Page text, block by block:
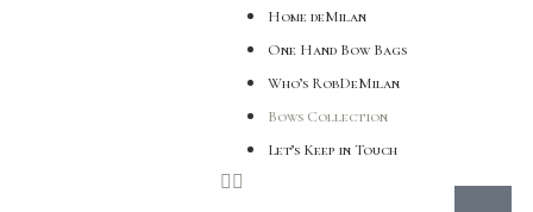
Home deMilan
One Hand Bow Bags
Who’s RobDeMilan
Bows Collection
Let’s Keep in Touch